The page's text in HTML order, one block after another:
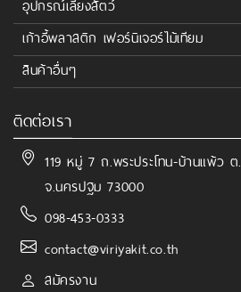
อุปกรณ์เลี้ยงสัตว์
เก้าอี้พลาสติก เฟอร์นิเจอร์ไม้เทียม
สินค้าอื่นๆ
ติดต่อเรา
119 หมู่ 7 ถ.พระประโทน-บ้านแพ้ว
จ.นครปฐม 73000
098-453-0333
contact@viriyakit.co.th
สมัครงาน